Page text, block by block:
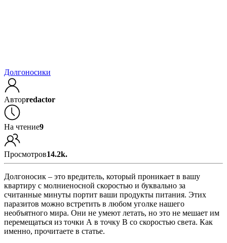
Долгоносики
Авторredactor
На чтение9
Просмотров14.2k.
Долгоносик – это вредитель, который проникает в вашу
квартиру с молниеносной скоростью и буквально за
считанные минуты портит ваши продукты питания. Этих
паразитов можно встретить в любом уголке нашего
необъятного мира. Они не умеют летать, но это не мешает им
перемещаться из точки А в точку В со скоростью света. Как
именно, прочитаете в статье.